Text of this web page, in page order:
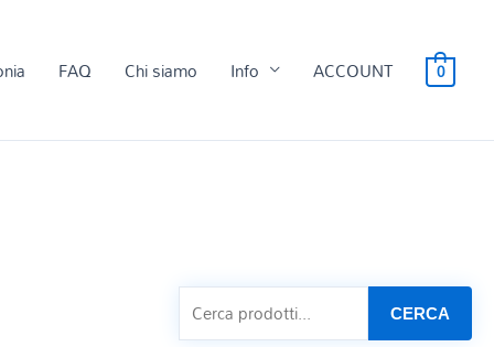
FAQ Chi siamo Info ACCOUNT 0
CERCA